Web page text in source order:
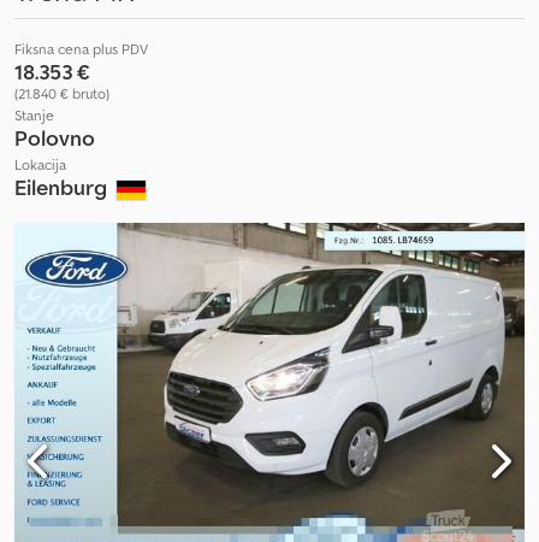
Fiksna cena plus PDV
18.353 €
(21.840 € bruto)
Stanje
Polovno
Lokacija
Eilenburg